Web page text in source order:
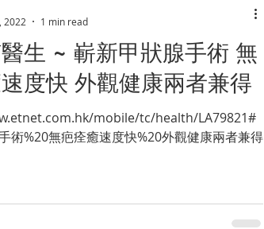
生 ~ 嶄新甲狀腺手術 無
度快 外觀健康兩者兼得
mobile/tc/health/LA79821#
術%20無疤痊癒速度快%20外觀健康兩者兼得
2022
1 min read